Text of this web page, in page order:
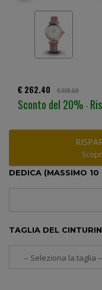
€ 262.40 € 328,00
Sconto del 20% -
DEDICA (MASSIMO 10
TAGLIA DEL